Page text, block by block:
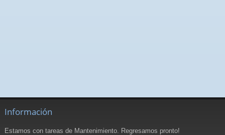
Información
Estamos con tareas de Mantenimiento. Regresamos pronto!